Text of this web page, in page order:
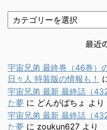
最近
宇宙兄弟 最終巻（46巻）
日々人 特装版の情報も！
宇宙兄弟 最新 最終話（
た夢 に どんがばちょ より
宇宙兄弟 最新 最終話（
た夢 に zoukun627 より